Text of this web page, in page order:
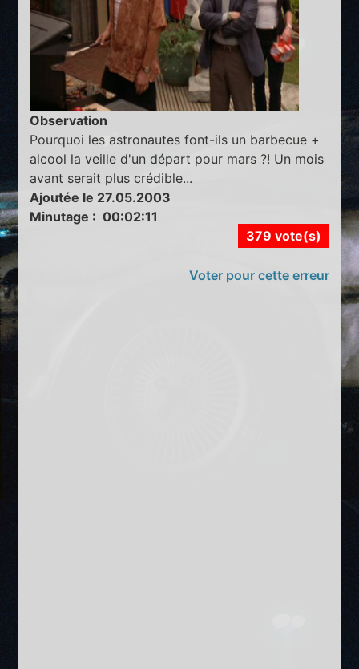
Observation
Pourquoi les astronautes font-ils un barbecue +
alcool la veille d'un départ pour mars ?! Un mois
avant serait plus crédible...
Ajoutée le 27.05.2003
Minutage : 00:02:11
379 vote(s)
Voter pour cette erreur